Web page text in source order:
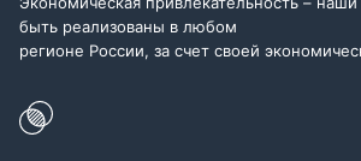
быть реализованы в любом
регионе России, за счет своей